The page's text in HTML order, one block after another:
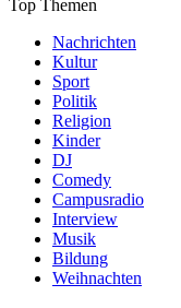
Top Themen
Nachrichten
Kultur
Sport
Politik
Religion
Kinder
DJ
Comedy
Campusradio
Interview
Musik
Bildung
Weihnachten